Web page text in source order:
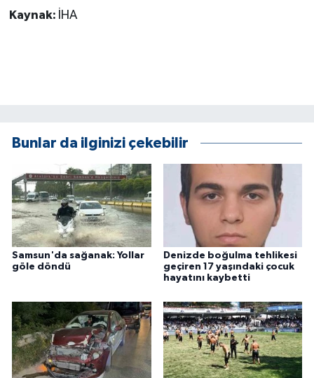
Kaynak: İHA
Bunlar da ilginizi çekebilir
Samsun'da sağanak: Yollar
göle döndü
Denizde boğulma tehlikesi
geçiren 17 yaşındaki çocuk
hayatını kaybetti
YAŞAM